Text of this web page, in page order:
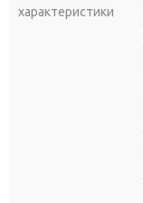
характеристики